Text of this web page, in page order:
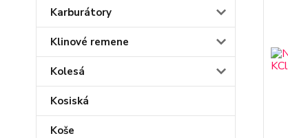
Karburátory
Klinové remene
Kolesá
Kosiská
Koše